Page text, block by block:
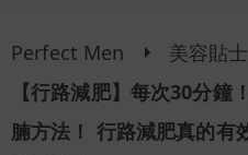
Perfect Men 美容貼士
【行路減肥】每次30分
腩方法！ 行路減肥真的有